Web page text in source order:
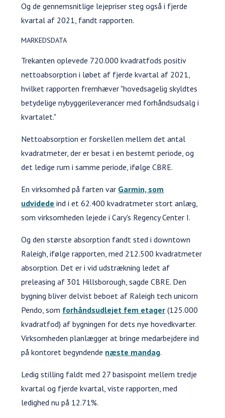
Og de gennemsnitlige lejepriser steg også i fjerde
kvartal af 2021, fandt rapporten.
MARKEDSDATA
Trekanten oplevede 720.000 kvadratfods positiv
nettoabsorption i løbet af fjerde kvartal af 2021,
hvilket rapporten fremhæver "hovedsagelig skyldtes
betydelige nybyggerileverancer med forhåndsudsalg i
kvartalet."
Nettoabsorption er forskellen mellem det antal
kvadratmeter, der er besat i en bestemt periode, og
det ledige rum i samme periode, ifølge CBRE.
En virksomhed på farten var Garmin, som
udvidede ind i et 62.400 kvadratmeter stort anlæg,
som virksomheden lejede i Cary's Regency Center I.
Og den største absorption fandt sted i downtown
Raleigh, ifølge rapporten, med 212.500 kvadratmeter
absorption. Det er i vid udstrækning ledet af
preleasing af 301 Hillsborough, sagde CBRE. Den
bygning bliver delvist beboet af Raleigh tech unicorn
Pendo, som forhåndsudlejet fem etager (125.000
kvadratfod) af bygningen for dets nye hovedkvarter.
Virksomheden planlægger at bringe medarbejdere ind
på kontoret begyndende næste mandag.
Ledig stilling faldt med 27 basispoint mellem tredje
kvartal og fjerde kvartal, viste rapporten, med
ledighed nu på 12.71%.